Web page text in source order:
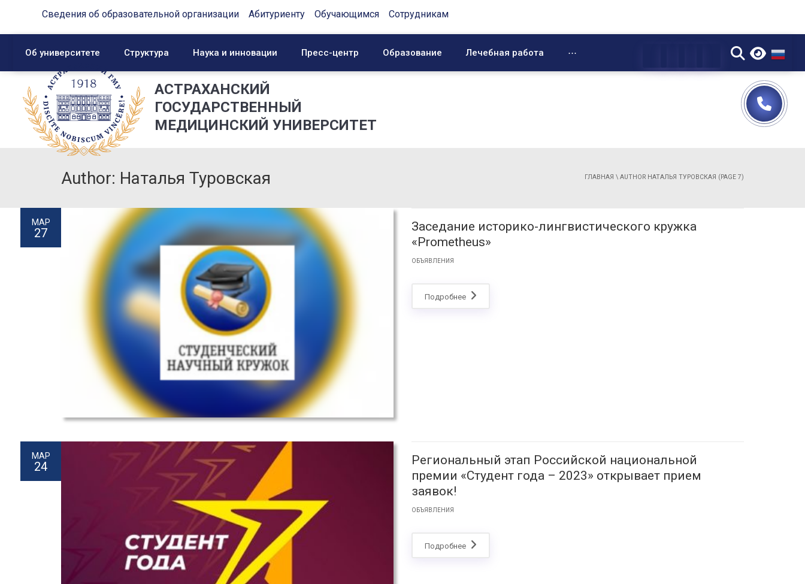
Сведения об образовательной организации Абитуриенту Обучающимся Сотрудникам
Об университете Структура Наука и инновации Пресс-центр Образование Лечебная работа ⋯ ▼
АСТРАХАНСКИЙ
ГОСУДАРСТВЕННЫЙ
МЕДИЦИНСКИЙ УНИВЕРСИТЕТ
Author: Наталья Туровская ГЛАВНАЯ \ AUTHOR НАТАЛЬЯ ТУРОВСКАЯ (PAGE 7)
МАР
27
Заседание историко-лингвистического кружка
«Prometheus»
ОБЪЯВЛЕНИЯ
Подробнее
МАР
24
Региональный этап Российской национальной
премии «Студент года – 2023» открывает прием
заявок!
ОБЪЯВЛЕНИЯ
Подробнее